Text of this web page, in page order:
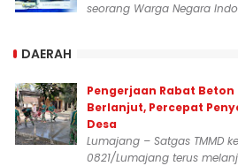
seorang Warga Negara
DAERAH
Pengerjaan Rabat Beton
Berlanjut, Percepat
Desa
Lumajang – Satgas TMMD
0821/Lumajang terus